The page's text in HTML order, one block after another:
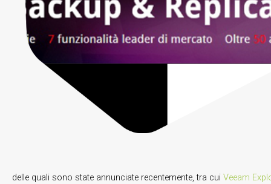
delle quali sono state annunciate recentemente, tra cui Veeam